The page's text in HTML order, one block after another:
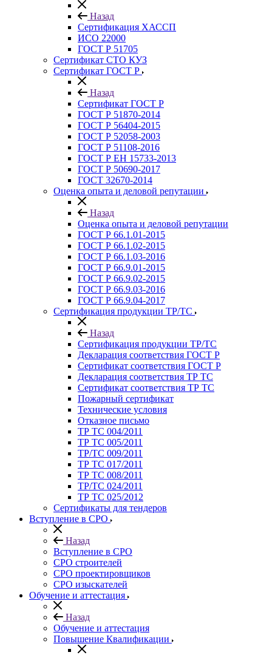
Назад
Сертификация ХАССП
ИСО 22000
ГОСТ Р 51705
Сертификат СТО КУЗ
Сертификат ГОСТ Р
Назад
Сертификат ГОСТ Р
ГОСТ Р 51870-2014
ГОСТ Р 56404-2015
ГОСТ Р 52058-2003
ГОСТ Р 51108-2016
ГОСТ Р ЕН 15733-2013
ГОСТ Р 50690-2017
ГОСТ 32670-2014
Оценка опыта и деловой репутации
Назад
Оценка опыта и деловой репутации
ГОСТ Р 66.1.01-2015
ГОСТ Р 66.1.02-2015
ГОСТ Р 66.1.03-2016
ГОСТ Р 66.9.01-2015
ГОСТ Р 66.9.02-2015
ГОСТ Р 66.9.03-2016
ГОСТ Р 66.9.04-2017
Сертификация продукции ТР/ТС
Назад
Сертификация продукции ТР/ТС
Декларация соответствия ГОСТ Р
Сертификат соответствия ГОСТ Р
Декларация соответствия ТР ТС
Сертификат соответствия ТР ТС
Пожарный сертификат
Технические условия
Отказное письмо
ТР ТС 004/2011
ТР ТС 005/2011
ТР/ТС 009/2011
ТР ТС 017/2011
ТР ТС 008/2011
ТР/ТС 024/2011
ТР ТС 025/2012
Сертификаты для тендеров
Вступление в СРО
Назад
Вступление в СРО
СРО строителей
СРО проектировщиков
СРО изыскателей
Обучение и аттестация
Назад
Обучение и аттестация
Повышение Квалификации